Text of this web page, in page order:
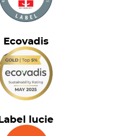
Ecovadis
Label lucie